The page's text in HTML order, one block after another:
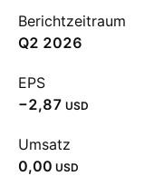
Berichtzeitraum
Q2 2026
EPS
−2,87 USD
Umsatz
0,00 USD